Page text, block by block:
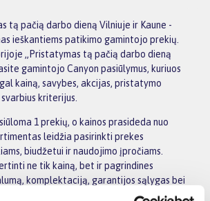
tą pačią darbo dieną Vilniuje ir Kaune -
ieškantiems patikimo gamintojo prekių.
„Pristatymas tą pačią darbo dieną
gamintojo Canyon pasiūlymus, kuriuos
kainą, savybes, akcijas, pristatymo
kriterijus.
1 prekių, o kainos prasideda nuo
leidžia pasirinkti prekes
biudžetui ir naudojimo įpročiams.
ne tik kainą, bet ir pagrindines
komplektaciją, garantijos sąlygas bei